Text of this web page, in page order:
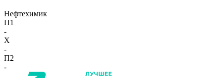
Нефтехимик
П1
-
X
-
П2
-